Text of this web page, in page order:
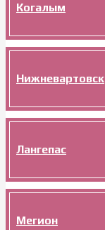
Когалым
Нижневартовск
Лангепас
Мегион